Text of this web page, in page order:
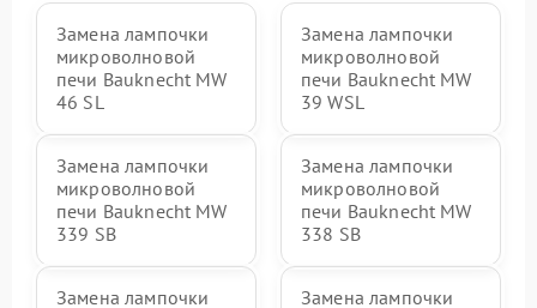
Замена лампочки
микроволновой
печи Bauknecht MW
46 SL
Замена лампочки
микроволновой
печи Bauknecht MW
39 WSL
Замена лампочки
микроволновой
печи Bauknecht MW
339 SB
Замена лампочки
микроволновой
печи Bauknecht MW
338 SB
Замена лампочки Замена лампочки